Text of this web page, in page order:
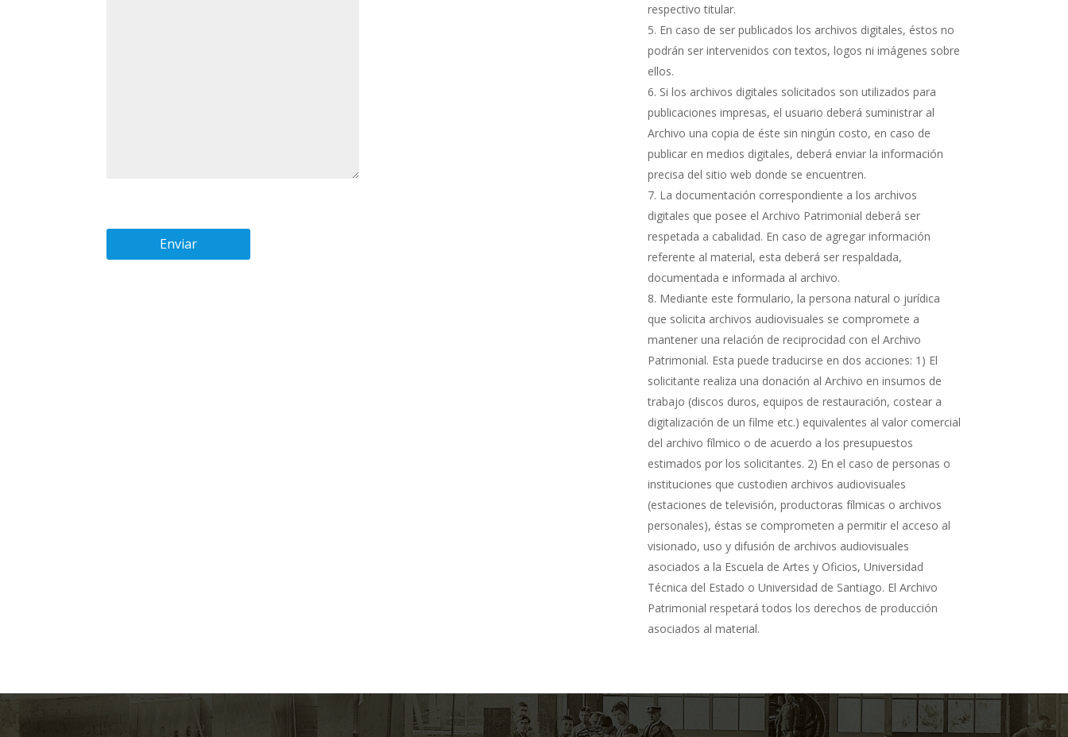
respectivo titular.
En caso de ser publicados los archivos digitales, éstos no
podrán ser intervenidos con textos, logos ni imágenes sobre
ellos.
Si los archivos digitales solicitados son utilizados para
publicaciones impresas, el usuario deberá suministrar al
Archivo una copia de éste sin ningún costo, en caso de
publicar en medios digitales, deberá enviar la información
precisa del sitio web donde se encuentren.
La documentación correspondiente a los archivos
digitales que posee el Archivo Patrimonial deberá ser
respetada a cabalidad. En caso de agregar información
referente al material, esta deberá ser respaldada,
documentada e informada al archivo.
Mediante este formulario, la persona natural o jurídica
que solicita archivos audiovisuales se compromete a
mantener una relación de reciprocidad con el Archivo
Patrimonial. Esta puede traducirse en dos acciones: 1) El
solicitante realiza una donación al Archivo en insumos de
trabajo (discos duros, equipos de restauración, costear a
digitalización de un filme etc.) equivalentes al valor comercial
del archivo fílmico o de acuerdo a los presupuestos
estimados por los solicitantes. 2) En el caso de personas o
instituciones que custodien archivos audiovisuales
(estaciones de televisión, productoras fílmicas o archivos
personales), éstas se comprometen a permitir el acceso al
visionado, uso y difusión de archivos audiovisuales
asociados a la Escuela de Artes y Oficios, Universidad
Técnica del Estado o Universidad de Santiago. El Archivo
Patrimonial respetará todos los derechos de producción
asociados al material.